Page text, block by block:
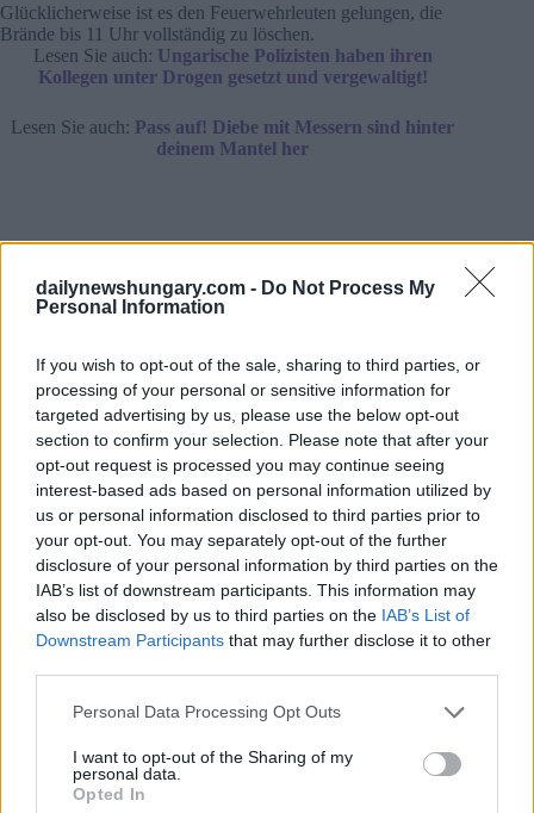
dailynewshungary.com - Do Not Process My
Personal Information
If you wish to opt-out of the sale, sharing to third parties, or
processing of your personal or sensitive information for
targeted advertising by us, please use the below opt-out
section to confirm your selection. Please note that after your
opt-out request is processed you may continue seeing
interest-based ads based on personal information utilized by
us or personal information disclosed to third parties prior to
your opt-out. You may separately opt-out of the further
disclosure of your personal information by third parties on the
IAB’s list of downstream participants. This information may
also be disclosed by us to third parties on the IAB’s List of
Downstream Participants that may further disclose it to other
Please note that this website/app uses one or more Google
not limited to your visit or usage behaviour. You may click to
grant or deny consent to Google and its third-party tags to
use your data for below specified purposes in below Google
Personal Data Processing Opt Outs
I want to opt-out of the Sharing of my
personal data.
Opted In
Glücklicherweise ist es den Feuerwehrleuten gelungen, die
Brände bis 11 Uhr vollständig zu löschen.
Lesen Sie auch: Ungarische Polizisten haben ihren
Kollegen unter Drogen gesetzt und vergewaltigt!
Lesen Sie auch: Pass auf! Diebe mit Messern sind hinter
deinem Mantel her
Ein weiterer schwerer Brand ist auch später am Samstag
Keller im Budapester Bezirk VII in das Péterfy-Sándor-
Krankenhaus gerufen wurden.
Nach OrigoIn einem kleinen, 9 m2 großen Raum sind im
Keller unbenutzte Gegenstände in Brand geraten.
Zum Glück bereitete der Vorfall keine großen Probleme bei
der stationären Versorgung, lediglich ambulante Patienten
mussten das Gebäude verlassen.
Glücklicherweise konnte das Feuer erfolgreich gelöscht
werden.
Feuerwehrmann #fotogalerie #Krankenhaus
Unfall #ungarn
*